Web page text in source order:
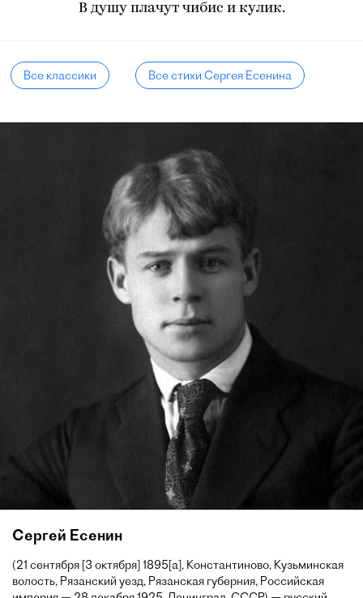
В душу плачут чибис и кулик.
Все классики Все стихи Сергея Есенина
Сергей Есенин
(21 сентября [3 октября] 1895[a], Константиново, Кузьминская
волость, Рязанский уезд, Рязанская губерния, Российская